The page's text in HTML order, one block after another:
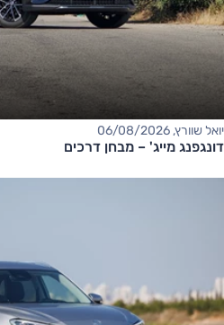
יואל שוורץ, 06/08/2026
דונגפנג מייג' – מבחן דרכים